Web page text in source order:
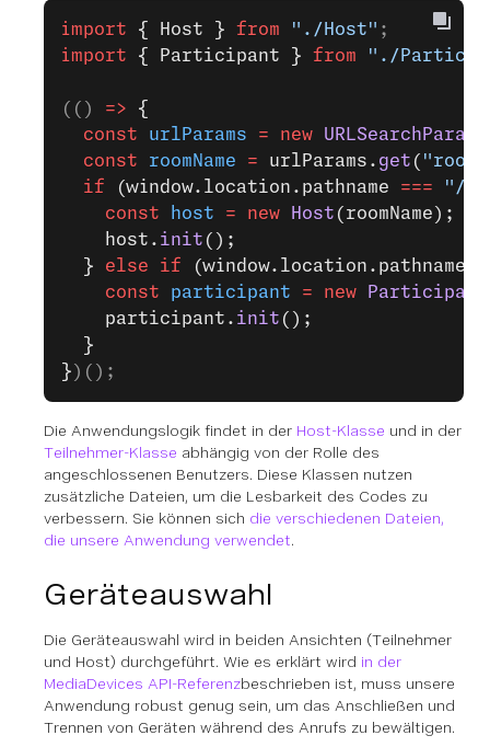
import { Host } from "./Host" ;
import { Participant } from "./
(() => {
  const
urlParams = new URLSearchParams
  const
roomName = urlParams. get ( "room"
  if
(window.location.pathname === "/
    const
host = new Host (roomName);
    host.
init ();
  }
else if (window.location.pathname
    const
participant = new Participant
    participant.
init ();
  }
} )();
Die Anwendungslogik findet in der Host-Klasse und in der
Teilnehmer-Klasse abhängig von der Rolle des
angeschlossenen Benutzers. Diese Klassen nutzen
zusätzliche Dateien, um die Lesbarkeit des Codes zu
verbessern. Sie können sich die verschiedenen Dateien,
die unsere Anwendung verwendet.
Geräteauswahl
Die Geräteauswahl wird in beiden Ansichten (Teilnehmer
und Host) durchgeführt. Wie es erklärt wird in der
MediaDevices API-Referenzbeschrieben ist, muss unsere
Anwendung robust genug sein, um das Anschließen und
Trennen von Geräten während des Anrufs zu bewältigen.